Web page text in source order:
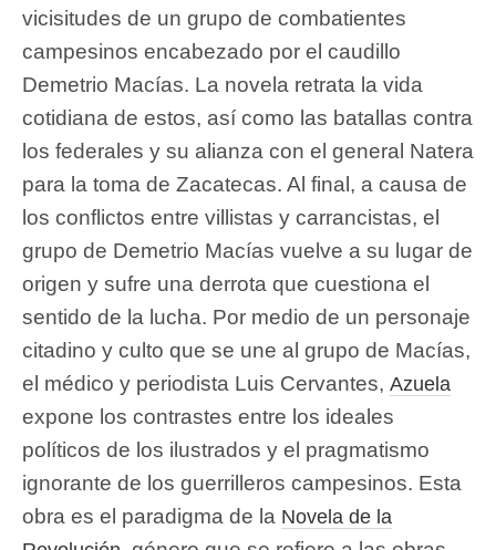
vicisitudes de un grupo de combatientes
campesinos encabezado por el caudillo
Demetrio Macías. La novela retrata la vida
cotidiana de estos, así como las batallas contra
los federales y su alianza con el general Natera
para la toma de Zacatecas. Al final, a causa de
los conflictos entre villistas y carrancistas, el
grupo de Demetrio Macías vuelve a su lugar de
origen y sufre una derrota que cuestiona el
sentido de la lucha. Por medio de un personaje
citadino y culto que se une al grupo de Macías,
el médico y periodista Luis Cervantes, Azuela
expone los contrastes entre los ideales
políticos de los ilustrados y el pragmatismo
ignorante de los guerrilleros campesinos. Esta
obra es el paradigma de la Novela de la